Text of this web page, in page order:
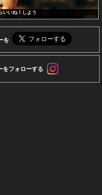
いいね！しよう
を
フォローする